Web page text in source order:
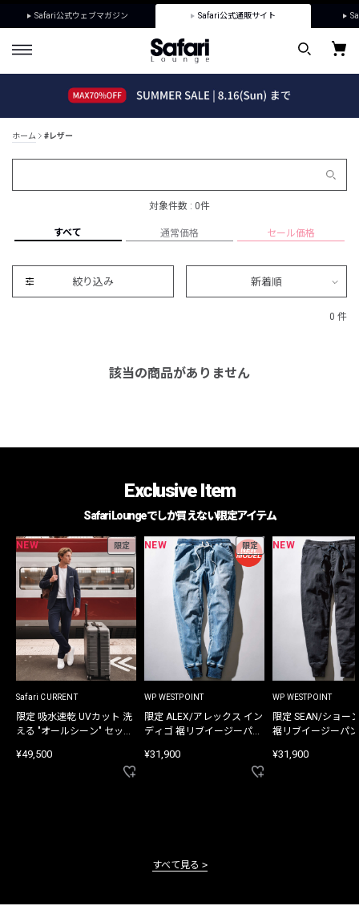
Safari公式ウェブマガジン Safari公式通販サイト
ホーム #レザー
対象件数 : 0件
すべて 通常価格 セール価格
絞り込み 新着順
0 件
該当の商品がありません
Exclusive Item
Safari Loungeでしか買えない限定アイテム
NEW 限定
Safari CURRENT
限定 吸水速乾 UVカット 洗
える "オールシーン" セット
¥49,500
NEW 限定
WP WESTPOINT
限定 ALEX/アレックス イン
ディゴ 裾リブイージーパン
¥31,900
NEW
WP WESTPOINT
限定 SEAN/ショー
裾リブイージーパ
¥31,900
すべて見る